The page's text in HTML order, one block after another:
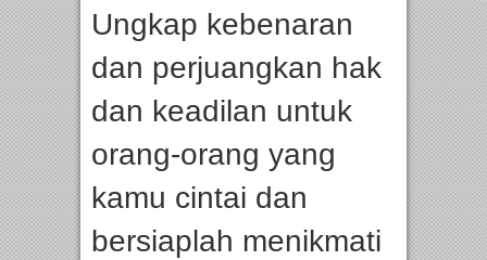
Ungkap kebenaran
dan perjuangkan hak
dan keadilan untuk
orang-orang yang
kamu cintai dan
bersiaplah menikmati